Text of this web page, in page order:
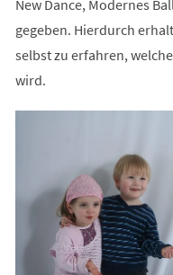
New Dance, Modernes
gegeben. Hierdurch
selbst zu erfahren,
wird.